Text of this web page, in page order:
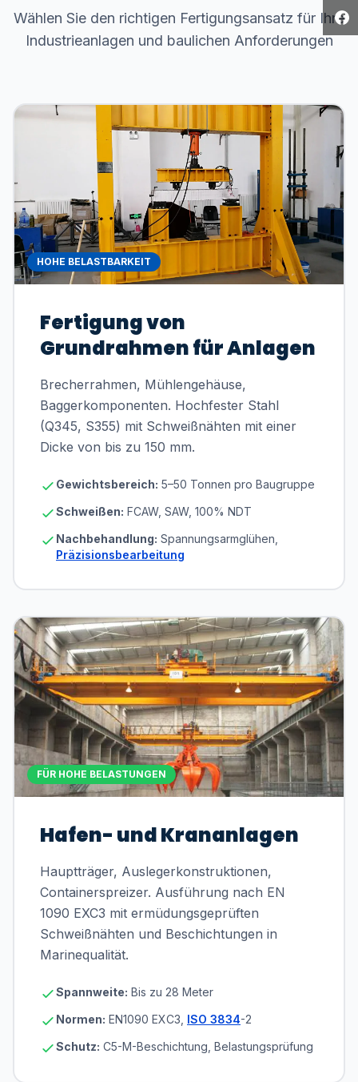
Wählen Sie den richtigen Fertigungsansatz für Ihre
Industrieanlagen und baulichen Anforderungen
HOHE BELASTBARKEIT
Fertigung von
Grundrahmen für Anlagen
Brecherrahmen, Mühlengehäuse,
Baggerkomponenten. Hochfester Stahl
(Q345, S355) mit Schweißnähten mit einer
Dicke von bis zu 150 mm.
Gewichtsbereich: 5–50 Tonnen pro Baugruppe
Schweißen: FCAW, SAW, 100% NDT
Nachbehandlung: Spannungsarmglühen,
Präzisionsbearbeitung
FÜR HOHE BELASTUNGEN
Hafen- und Krananlagen
Hauptträger, Auslegerkonstruktionen,
Containerspreizer. Ausführung nach EN
1090 EXC3 mit ermüdungsgeprüften
Schweißnähten und Beschichtungen in
Marinequalität.
Spannweite: Bis zu 28 Meter
Normen: EN1090 EXC3, ISO 3834-2
Schutz: C5-M-Beschichtung, Belastungsprüfung